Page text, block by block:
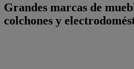
Grandes marcas de
colchones y